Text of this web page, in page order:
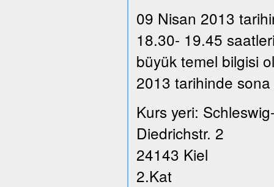
09 Nisan 2013
18.30- 19.45
büyük temel bilgisi
2013 tarihinde
Kurs yeri:
Diedrichstr. 2
24143 Kiel
2.Kat